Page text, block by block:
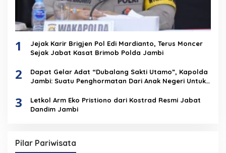
1
Jejak Karir Brigjen Pol Edi Mardianto, Terus Moncer
Sejak Jabat Kasat Brimob Polda Jambi
2
Dapat Gelar Adat “Dubalang Sakti Utamo”, Kapolda
Jambi: Suatu Penghormatan Dari Anak Negeri Untuk
3
Letkol Arm Eko Pristiono dari Kostrad Resmi Jabat
Dandim Jambi
Pilar Pariwisata